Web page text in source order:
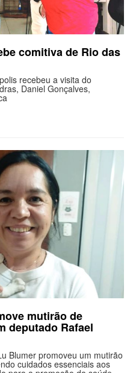
comitiva de Rio das
recebeu a visita do
Daniel Gonçalves,
mutirão de
deputado Rafael
Blumer promoveu um mutirão
cuidados essenciais aos